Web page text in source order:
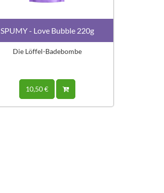
SPUMY - Love Bubble 220g
Die Löffel-Badebombe
10,50 €